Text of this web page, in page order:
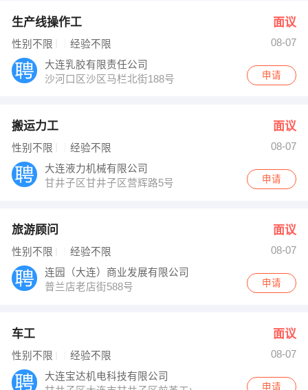
生产线操作工 面议
性别不限 经验不限
08-07
大连乳胶有限责任公司
沙河口区沙区马栏北街188号
申请
搬运力工 面议
性别不限 经验不限
08-07
大连液力机械有限公司
甘井子区甘井子区营辉路5号
申请
旅游顾问 面议
性别不限 经验不限
08-07
连园（大连）商业发展有限公司
普兰店老店街588号
申请
车工 面议
性别不限 经验不限
08-07
大连宝达机电科技有限公司
申请